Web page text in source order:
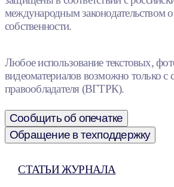
международным законодательством
собственности.
Любое использование текстовых,
видеоматериалов возможно только с
правообладателя (ВГТРК).
Сообщить об опечатке
Обращение в техподдержку
СТАТЬИ ЖУРНАЛА